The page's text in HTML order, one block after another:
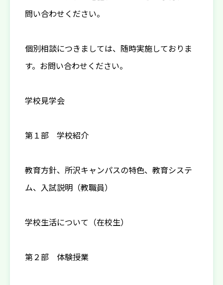
問い合わせください。
個別相談につきましては、随時実施しておりま
す。お問い合わせください。
学校見学会
第１部 学校紹介
教育方針、所沢キャンパスの特色、教育システ
ム、入試説明（教職員）
学校生活について（在校生）
第２部 体験授業